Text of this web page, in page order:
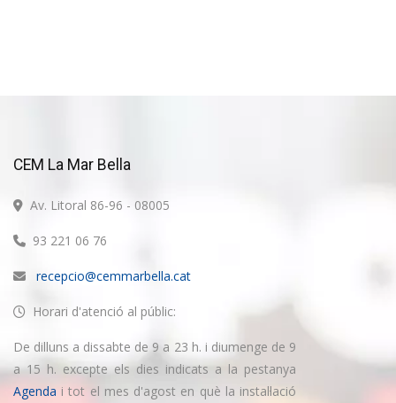
CEM La Mar Bella
Av. Litoral 86-96 - 08005
93 221 06 76
recepcio@cemmarbella.cat
Horari d'atenció al públic:
De dilluns a dissabte de 9 a 23 h. i diumenge de 9
a 15 h. excepte els dies indicats a la pestanya
Agenda i tot el mes d'agost en què la instal·lació